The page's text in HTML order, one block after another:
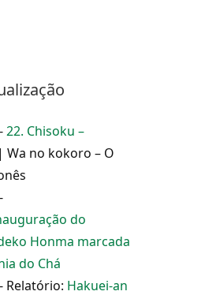
22. Chisoku –
| Wa no kokoro – O
do
Honma marcada
do Chá
Relatório: Hakuei-an